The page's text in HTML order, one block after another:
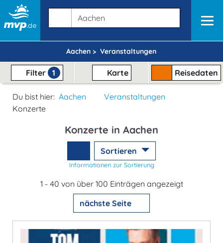
Aachen > Veranstaltungen
Filter 1 Karte Reisedaten
Du bist hier: Aachen
Veranstaltungen
Konzerte
Konzerte in Aachen
Sortieren
Informationen zur Sortierung
1 - 40 von über 100 Einträgen angezeigt
nächste Seite